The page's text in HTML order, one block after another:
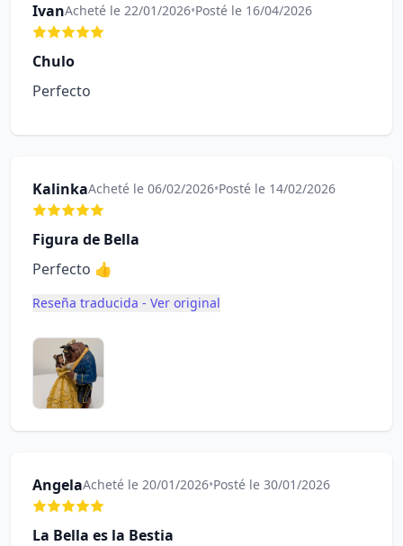
IvanAcheté le 22/01/2026•Posté le 16/04/2026
Chulo
Perfecto
KalinkaAcheté le 06/02/2026•Posté le 14/02/2026
Figura de Bella
Perfecto 👍
Reseña traducida - Ver original
AngelaAcheté le 20/01/2026•Posté le 30/01/2026
La Bella es la Bestia